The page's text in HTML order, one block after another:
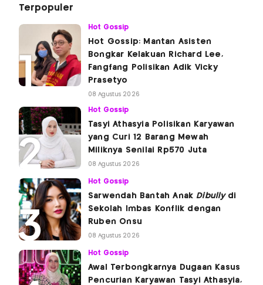
Terpopuler
Hot Gossip
Hot Gossip: Mantan Asisten
Bongkar Kelakuan Richard Lee,
Fangfang Polisikan Adik Vicky
Prasetyo
08 Agustus 2026
Hot Gossip
Tasyi Athasyia Polisikan Karyawan
yang Curi 12 Barang Mewah
Miliknya Senilai Rp570 Juta
08 Agustus 2026
Hot Gossip
Sarwendah Bantah Anak Dibullydi
Sekolah Imbas Konflik dengan
Ruben Onsu
08 Agustus 2026
Hot Gossip
Awal Terbongkarnya Dugaan Kasus
Pencurian Karyawan Tasyi Athasyia,